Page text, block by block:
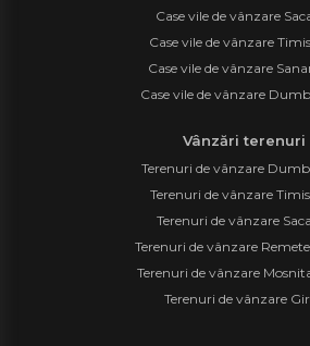
Case vile de vânzare
Case vile de vânzare
Case vile de vânzare
Case vile de vânzare
Vânzări terenuri
Terenuri de vânzare
Terenuri de vânzare
Terenuri de vânzare
Terenuri de vânzare
Terenuri de vânzare
Terenuri de vânzare